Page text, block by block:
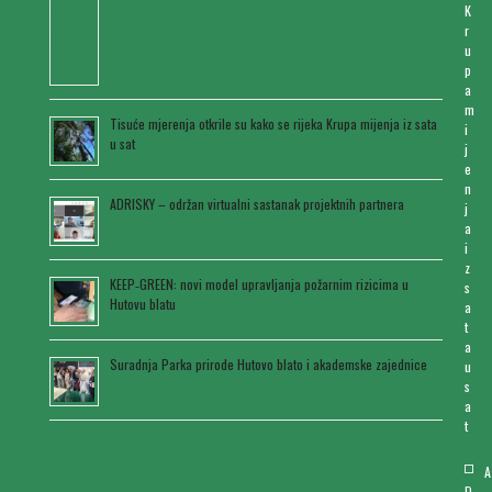
Tisuće mjerenja otkrile su kako se rijeka Krupa mijenja iz sata
u sat
ADRISKY – održan virtualni sastanak projektnih partnera
KEEP‑GREEN: novi model upravljanja požarnim rizicima u
Hutovu blatu
Suradnja Parka prirode Hutovo blato i akademske zajednice
K
r
u
p
a
m
i
j
e
n
j
a
i
z
s
a
t
a
u
s
a
t
A